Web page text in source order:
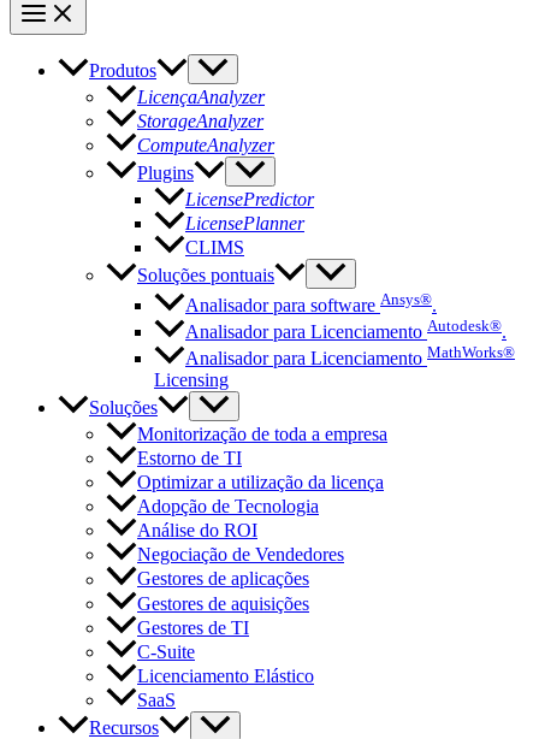
Produtos
LicençaAnalyzer
StorageAnalyzer
ComputeAnalyzer
Plugins
LicensePredictor
LicensePlanner
CLIMS
Soluções pontuais
Analisador para software Ansys®.
Analisador para Licenciamento Autodesk®.
Analisador para Licenciamento MathWorks®
Licensing
Soluções
Monitorização de toda a empresa
Estorno de TI
Optimizar a utilização da licença
Adopção de Tecnologia
Análise do ROI
Negociação de Vendedores
Gestores de aplicações
Gestores de aquisições
Gestores de TI
C-Suite
Licenciamento Elástico
SaaS
Recursos